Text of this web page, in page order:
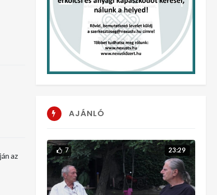
Feltöltve:2023.04.11. Feltöltve:2023.04.10.
az
AJÁNLÓ
23:29
7